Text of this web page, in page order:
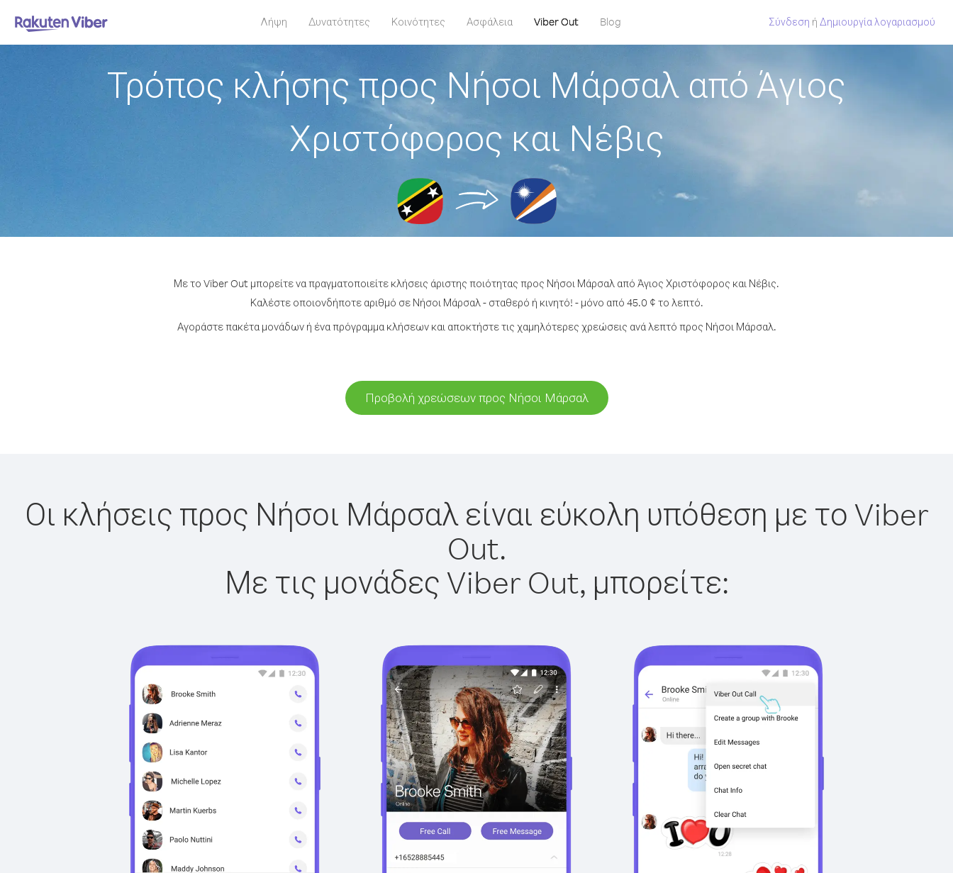
Λήψη Δυνατότητες Κοινότητες Ασφάλεια Viber Out Blog Σύνδεση ή Δημιουργία λογαριασμού
Τρόπος κλήσης προς Νήσοι Μάρσαλ από Άγιος
Χριστόφορος και Νέβις
Με το Viber Out μπορείτε να πραγματοποιείτε κλήσεις άριστης ποιότητας προς Νήσοι Μάρσαλ από Άγιος Χριστόφορος και Νέβις.
Καλέστε οποιονδήποτε αριθμό σε Νήσοι Μάρσαλ - σταθερό ή κινητό! - μόνο από 45.0 ¢ το λεπτό.
Αγοράστε πακέτα μονάδων ή ένα πρόγραμμα κλήσεων και αποκτήστε τις χαμηλότερες χρεώσεις ανά λεπτό προς Νήσοι Μάρσαλ.
Προβολή χρεώσεων προς Νήσοι Μάρσαλ
Οι κλήσεις προς Νήσοι Μάρσαλ είναι εύκολη υπόθεση με το Viber
Out.
Με τις μονάδες Viber Out, μπορείτε: